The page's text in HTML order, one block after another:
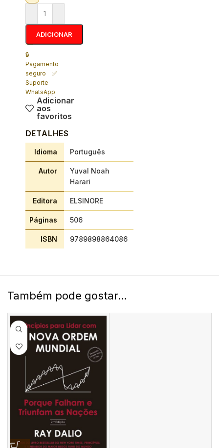
ADICIONAR
🔒
Pagamento
seguro ✅
Suporte
WhatsApp
Adicionar
aos
favoritos
DETALHES
Idioma Português
Autor
Yuval Noah
Harari
Editora ELSINORE
Páginas 506
ISBN 9789898864086
Também pode gostar…